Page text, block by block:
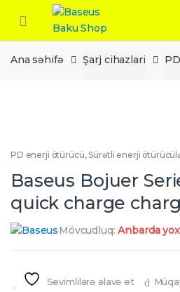
navigation
content
Ana səhifə Şarj cihazlari
PD enerji ötürücü, Sürətli enerji
Baseus Bojuer
quick charge
Mövcudluq:Anbarda
Sevimlilərə əlavə et